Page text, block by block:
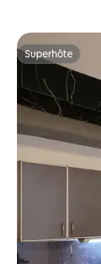
Superhôte
Superhôte